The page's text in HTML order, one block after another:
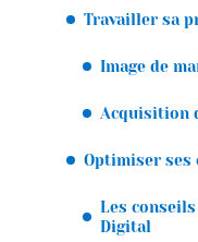
Travailler sa
Image de
Acquisition
Optimiser ses
Les
Digital